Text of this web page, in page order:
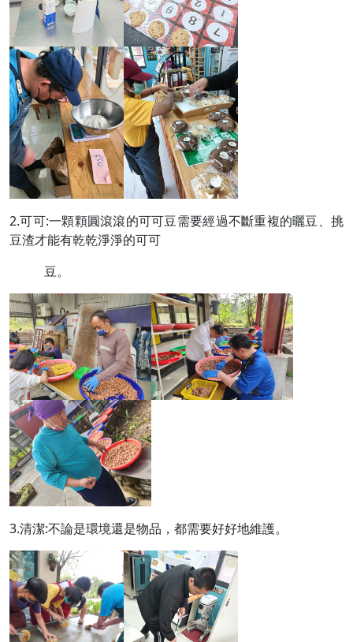
2.可可:一顆顆圓滾滾的可可豆需要經過不斷重複的曬豆、挑
豆渣才能有乾乾淨淨的可可
豆。
3.清潔:不論是環境還是物品，都需要好好地維護。